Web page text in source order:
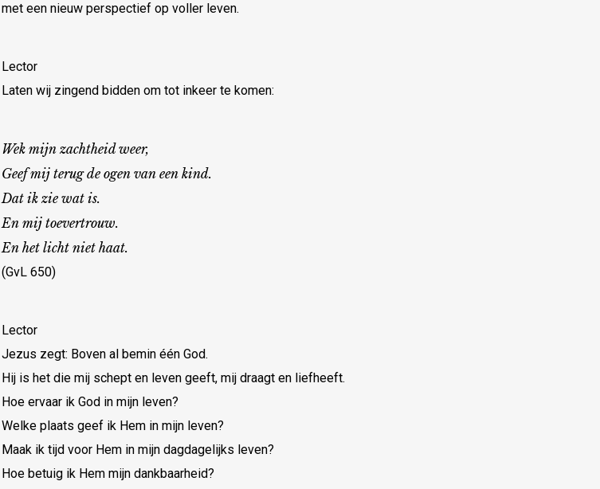
met een nieuw perspectief op voller leven.
Lector
Laten wij zingend bidden om tot inkeer te komen:
Wek mijn zachtheid weer,
Geef mij terug de ogen van een kind.
Dat ik zie wat is.
En mij toevertrouw.
En het licht niet haat.
(GvL 650)
Lector
Jezus zegt: Boven al bemin één God.
Hij is het die mij schept en leven geeft, mij draagt en liefheeft.
Hoe ervaar ik God in mijn leven?
Welke plaats geef ik Hem in mijn leven?
Maak ik tijd voor Hem in mijn dagdagelijks leven?
Hoe betuig ik Hem mijn dankbaarheid?